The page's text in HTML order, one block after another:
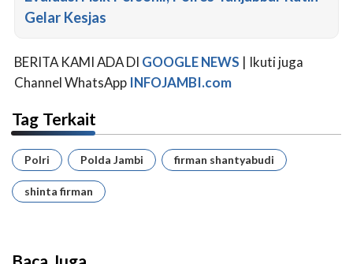
Gelar Kesjas
BERITA KAMI ADA DI GOOGLE NEWS | Ikuti juga
Channel WhatsApp INFOJAMBI.com
Tag Terkait
Polri Polda Jambi firman shantyabudi
shinta firman